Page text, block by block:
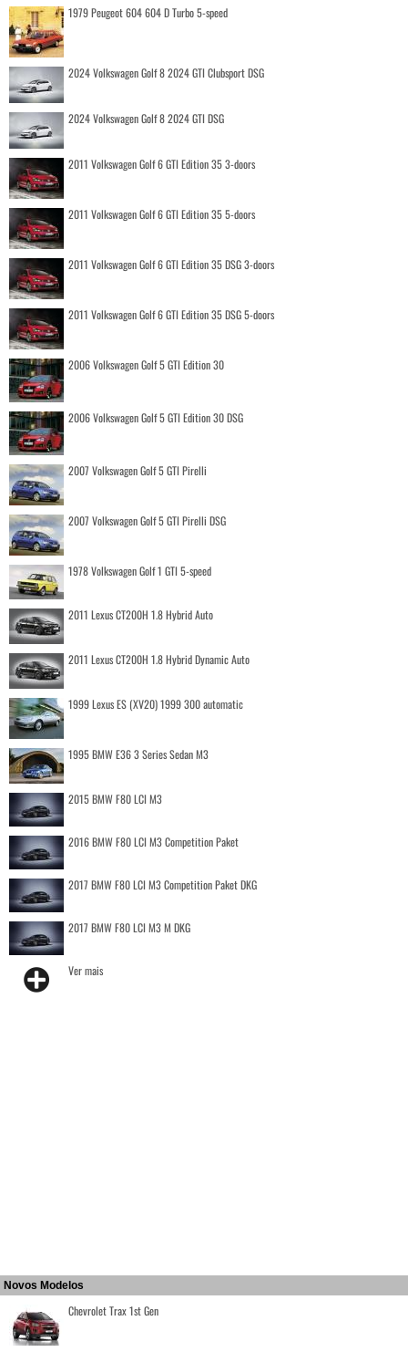
1979 Peugeot 604 604 D Turbo 5-speed
2024 Volkswagen Golf 8 2024 GTI Clubsport DSG
2024 Volkswagen Golf 8 2024 GTI DSG
2011 Volkswagen Golf 6 GTI Edition 35 3-doors
2011 Volkswagen Golf 6 GTI Edition 35 5-doors
2011 Volkswagen Golf 6 GTI Edition 35 DSG 3-doors
2011 Volkswagen Golf 6 GTI Edition 35 DSG 5-doors
2006 Volkswagen Golf 5 GTI Edition 30
2006 Volkswagen Golf 5 GTI Edition 30 DSG
2007 Volkswagen Golf 5 GTI Pirelli
2007 Volkswagen Golf 5 GTI Pirelli DSG
1978 Volkswagen Golf 1 GTI 5-speed
2011 Lexus CT200H 1.8 Hybrid Auto
2011 Lexus CT200H 1.8 Hybrid Dynamic Auto
1999 Lexus ES (XV20) 1999 300 automatic
1995 BMW E36 3 Series Sedan M3
2015 BMW F80 LCI M3
2016 BMW F80 LCI M3 Competition Paket
2017 BMW F80 LCI M3 Competition Paket DKG
2017 BMW F80 LCI M3 M DKG
Ver mais
Novos Modelos
Chevrolet Trax 1st Gen